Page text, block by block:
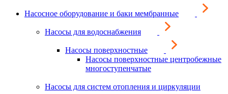
Насосное оборудование и баки мембранные
Насосы для водоснабжения
Насосы поверхностные
Насосы поверхностные центробежные
многоступенчатые
Насосы для систем отопления и циркуляции